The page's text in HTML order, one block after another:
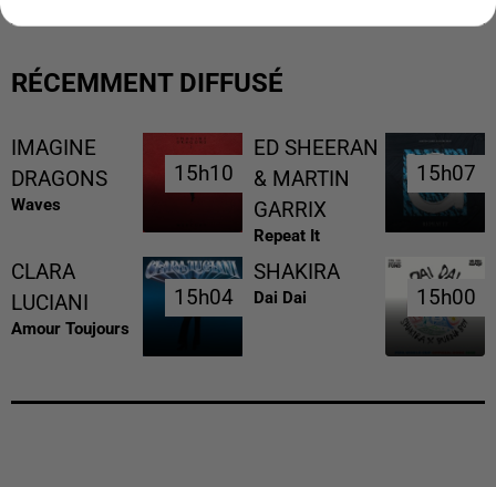
RÉCEMMENT DIFFUSÉ
IMAGINE
DRAGONS
Waves
15h10
15h10
ED SHEERAN
& MARTIN
GARRIX
Repeat It
15h07
15h07
CLARA
LUCIANI
Amour Toujours
15h04
15h04
SHAKIRA
Dai Dai 15h00
15h00